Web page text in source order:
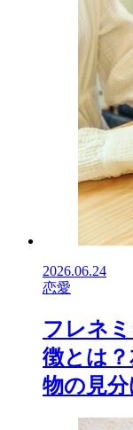
2026.06.24
恋愛
フレネ
徴とは
物の見